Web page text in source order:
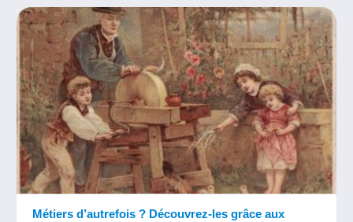
Métiers d’autrefois ? Découvrez-les grâce aux